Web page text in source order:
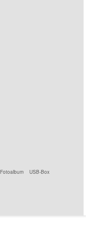
Fotoalbum
USB-Box